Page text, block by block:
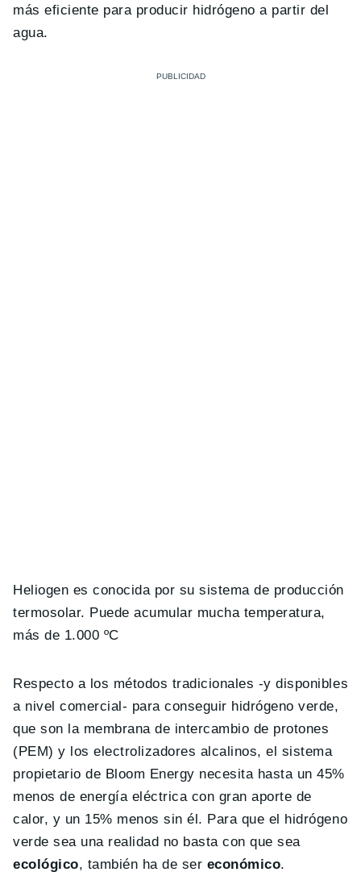
más eficiente para producir hidrógeno a partir del
agua.
Heliogen es conocida por su sistema de producción
termosolar. Puede acumular mucha temperatura,
más de 1.000 ºC
Respecto a los métodos tradicionales -y disponibles
a nivel comercial- para conseguir hidrógeno verde,
que son la membrana de intercambio de protones
(PEM) y los electrolizadores alcalinos, el sistema
propietario de Bloom Energy necesita hasta un 45%
menos de energía eléctrica con gran aporte de
calor, y un 15% menos sin él. Para que el hidrógeno
verde sea una realidad no basta con que sea
ecológico, también ha de ser económico.